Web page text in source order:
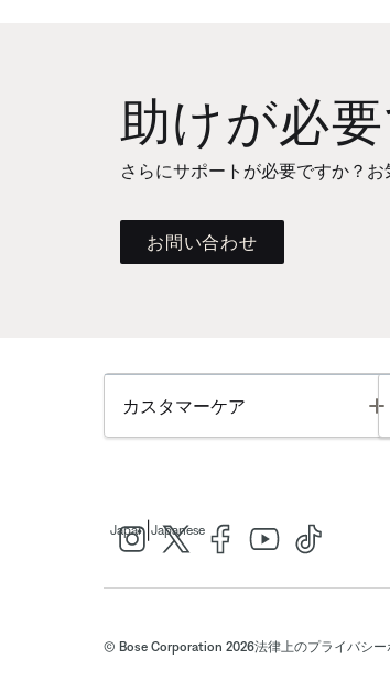
助けが必
さらにサポートが必要ですか？お
お問い合わせ
カスタマーケア
Japan Japanese
© Bose Corporation 2026法律上のプライバシー